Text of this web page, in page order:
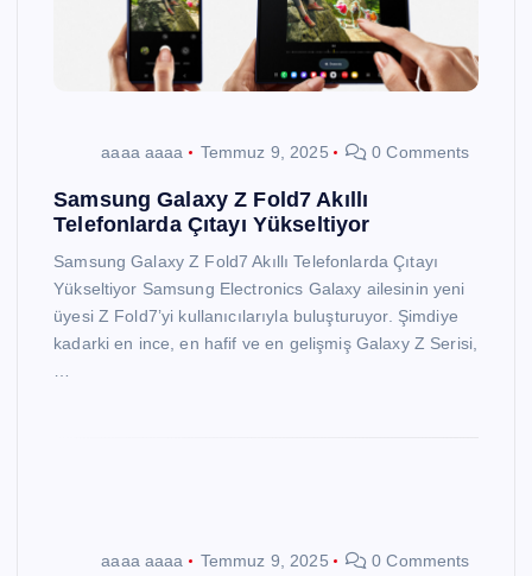
aaaa aaaa Temmuz 9, 2025 0 Comments
Samsung Galaxy Z Fold7 Akıllı
Telefonlarda Çıtayı Yükseltiyor
Samsung Galaxy Z Fold7 Akıllı Telefonlarda Çıtayı
Yükseltiyor Samsung Electronics Galaxy ailesinin yeni
üyesi Z Fold7’yi kullanıcılarıyla buluşturuyor. Şimdiye
kadarki en ince, en hafif ve en gelişmiş Galaxy Z Serisi,
aaaa aaaa Temmuz 9, 2025 0 Comments